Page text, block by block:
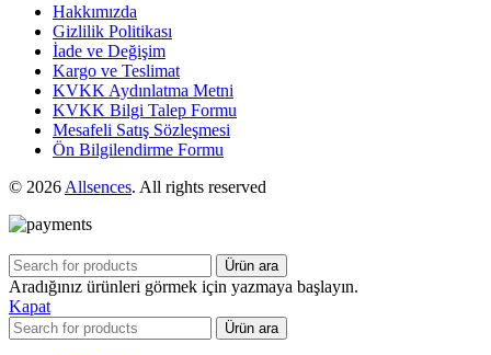
Hakkımızda
Gizlilik Politikası
İade ve Değişim
Kargo ve Teslimat
KVKK Aydınlatma Metni
KVKK Bilgi Talep Formu
Mesafeli Satış Sözleşmesi
Ön Bilgilendirme Formu
© 2026 Allsences. All rights reserved
Ürün ara
Aradığınız ürünleri görmek için yazmaya başlayın.
Kapat
Ürün ara